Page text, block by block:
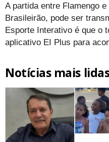
A partida entre Flamengo
Brasileirão, pode ser
Esporte Interativo é que o
aplicativo EI Plus para
Notícias mais